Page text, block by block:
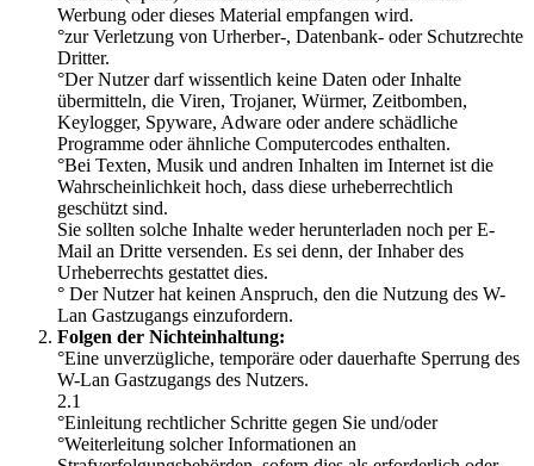
Werbung oder dieses Material empfangen wird.
°zur Verletzung von Urherber-, Datenbank- oder Schutzrechte
Dritter.
°Der Nutzer darf wissentlich keine Daten oder Inhalte
übermitteln, die Viren, Trojaner, Würmer, Zeitbomben,
Keylogger, Spyware, Adware oder andere schädliche
Programme oder ähnliche Computercodes enthalten.
°Bei Texten, Musik und andren Inhalten im Internet ist die
Wahrscheinlichkeit hoch, dass diese urheberrechtlich
geschützt sind.
Sie sollten solche Inhalte weder herunterladen noch per E-
Mail an Dritte versenden. Es sei denn, der Inhaber des
Urheberrechts gestattet dies.
° Der Nutzer hat keinen Anspruch, den die Nutzung des W-
Lan Gastzugangs einzufordern.
Folgen der Nichteinhaltung:
°Eine unverzügliche, temporäre oder dauerhafte Sperrung des
W-Lan Gastzugangs des Nutzers.
2.1
°Einleitung rechtlicher Schritte gegen Sie und/oder
°Weiterleitung solcher Informationen an